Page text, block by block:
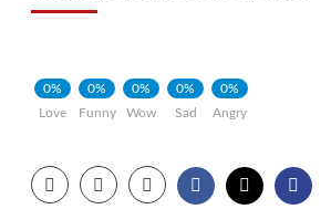
0%
Love
0%
Funny
0%
Wow
0%
Sad
0%
Angry